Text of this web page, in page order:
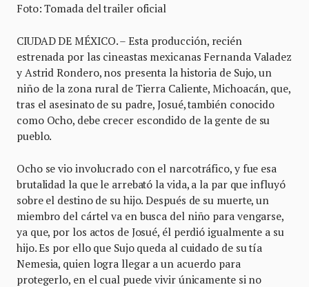
Foto: Tomada del trailer oficial
CIUDAD DE MÉXICO. – Esta producción, recién
estrenada por las cineastas mexicanas Fernanda Valadez
y Astrid Rondero, nos presenta la historia de Sujo, un
niño de la zona rural de Tierra Caliente, Michoacán, que,
tras el asesinato de su padre, Josué, también conocido
como Ocho, debe crecer escondido de la gente de su
pueblo.
Ocho se vio involucrado con el narcotráfico, y fue esa
brutalidad la que le arrebató la vida, a la par que influyó
sobre el destino de su hijo. Después de su muerte, un
miembro del cártel va en busca del niño para vengarse,
ya que, por los actos de Josué, él perdió igualmente a su
hijo. Es por ello que Sujo queda al cuidado de su tía
Nemesia, quien logra llegar a un acuerdo para
protegerlo, en el cual puede vivir únicamente si no